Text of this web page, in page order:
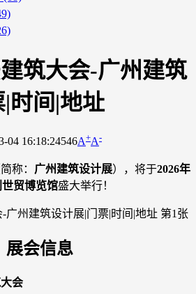
筑大会-广州建筑
时间|地址
04 16:18:24546A+A-
简称： 广州建筑设计展），将于2026年
世贸博览馆盛大举行！
展会信息
会